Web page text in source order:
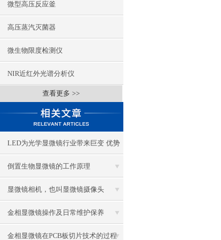
微型高压反应釜
高压蒸汽灭菌器
微生物限度检测仪
NIR近红外光谱分析仪
查看更多 >>
LED为光学显微镜行业带来巨变 优势
比传统卤素更明显
倒置生物显微镜的工作原理
显微镜相机，也叫显微镜摄像头
金相显微镜操作及日常维护保养
金相显微镜在PCB板切片技术的过程